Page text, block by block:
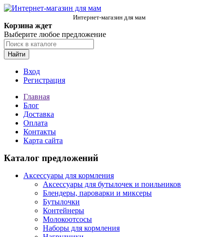
Интернет-магазин для мам
Корзина ждет
Выберите любое предложение
Найти
Вход
Регистрация
Главная
Блог
Доставка
Оплата
Контакты
Карта сайта
Каталог предложений
Аксессуары для кормления
Аксессуары для бутылочек и поильников
Блендеры, пароварки и миксеры
Бутылочки
Контейнеры
Молокоотсосы
Наборы для кормления